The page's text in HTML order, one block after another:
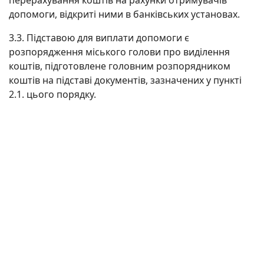
допомоги, відкриті ними в банківських установах.
3.3. Підставою для виплати допомоги є
розпорядження міського голови про виділення
коштів, підготовлене головним розпорядником
коштів на підставі документів, зазначених у пункті
2.1. цього порядку.